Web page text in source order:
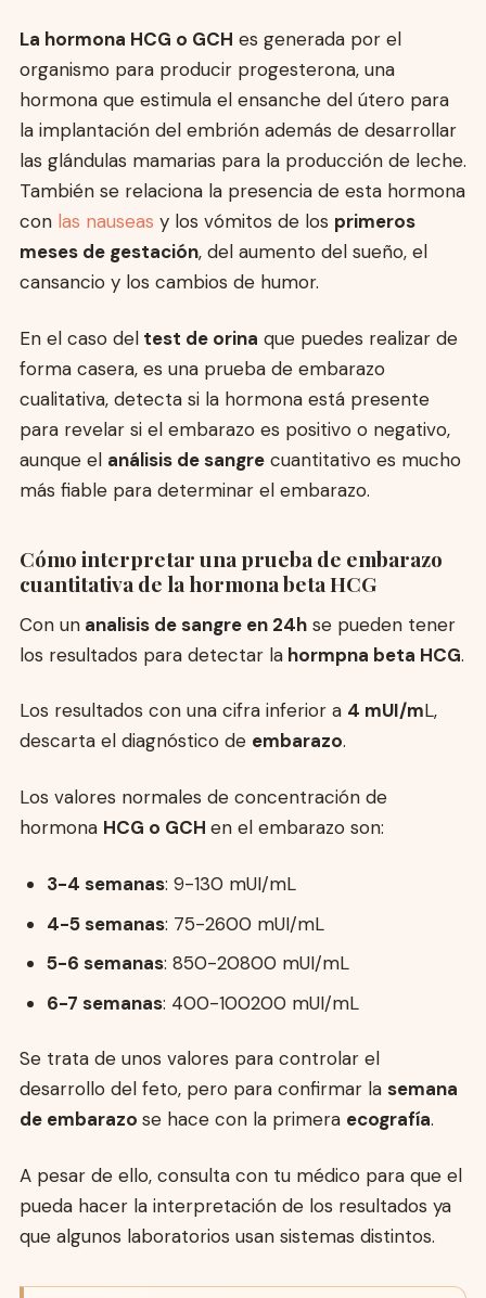
La hormona HCG o GCH es generada por el
organismo para producir progesterona, una
hormona que estimula el ensanche del útero para
la implantación del embrión además de desarrollar
las glándulas mamarias para la producción de leche.
También se relaciona la presencia de esta hormona
con las nauseas y los vómitos de los primeros
meses de gestación, del aumento del sueño, el
cansancio y los cambios de humor.
En el caso deltest de orina que puedes realizar de
forma casera, es una prueba de embarazo
cualitativa, detecta si la hormona está presente
para revelar si el embarazo es positivo o negativo,
aunque el análisis de sangrecuantitativo es mucho
más fiable para determinar el embarazo.
Cómo interpretar una prueba de embarazo
cuantitativa de la hormona beta HCG
Con unanalisis de sangre en 24hse pueden tener
los resultados para detectar lahormpna beta HCG.
Los resultados con una cifra inferior a 4 mUI/mL,
descarta el diagnóstico de embarazo.
Los valores normales de concentración de
hormona HCG o GCH en el embarazo son:
3-4 semanas: 9-130 mUI/mL
4-5 semanas: 75-2600 mUI/mL
5-6 semanas: 850-20800 mUI/mL
6-7 semanas: 400-100200 mUI/mL
Se trata de unos valores para controlar el
desarrollo del feto, pero para confirmar la semana
de embarazo se hace con la primera ecografía.
A pesar de ello, consulta con tu médico para que el
pueda hacer la interpretación de los resultados ya
que algunos laboratorios usan sistemas distintos.